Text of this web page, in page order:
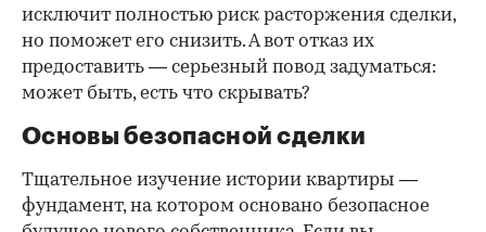
исключит полностью риск расторжения сделки,
но поможет его снизить. А вот отказ их
предоставить — серьезный повод задуматься:
может быть, есть что скрывать?
Основы безопасной сделки
Тщательное изучение истории квартиры —
фундамент, на котором основано безопасное